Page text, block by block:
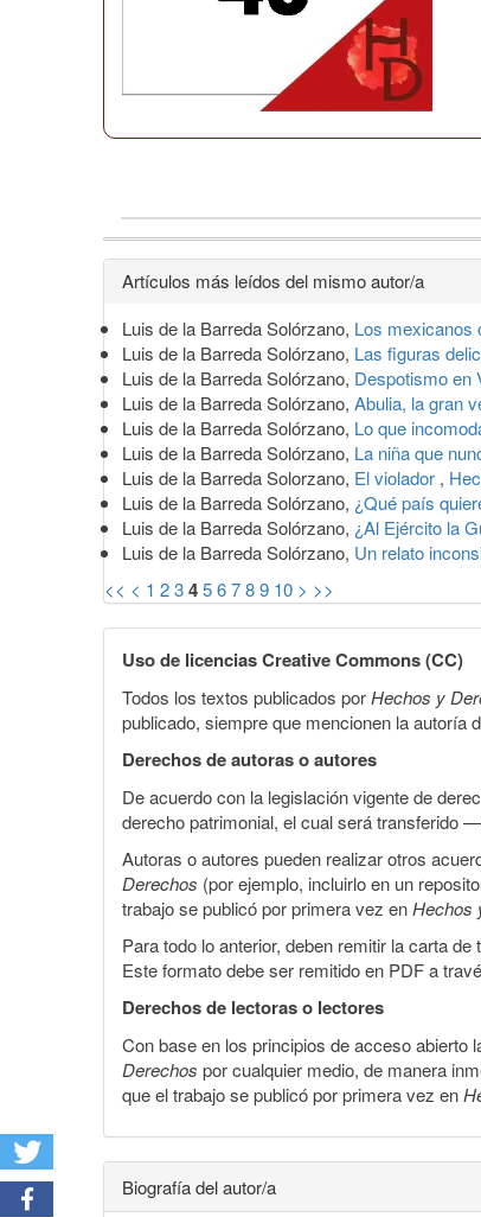
Detalles
del
artículo
Artículos más leídos del mismo autor/a
Luis de la Barreda Solórzano, Los mexicanos
Luis de la Barreda Solórzano, Las figuras
Luis de la Barreda Solórzano, Despotismo en
Luis de la Barreda Solórzano, Abulia, la gran
Luis de la Barreda Solórzano, Lo que
Luis de la Barreda Solórzano, La niña que
Luis de la Barreda Solorzano, El violador ,
Luis de la Barreda Solórzano, ¿Qué país
Luis de la Barreda Solórzano, ¿Al Ejército la
Luis de la Barreda Solórzano, Un relato
<< < 1 23456789 10 > >>
Uso de licencias Creative Commons (CC)
Todos los textos publicados porHechos y
publicado, siempre que mencionen la autoría
Derechos de autoras o autores
De acuerdo con la legislación vigente de
derecho patrimonial, el cual será transferido
Autoras o autores pueden realizar otros
Derechos (por ejemplo, incluirlo en un
trabajo se publicó por primera vez enHechos
Para todo lo anterior, deben remitir la carta
Este formato debe ser remitido en PDF a
Derechos de lectoras o lectores
Con base en los principios de acceso abierto
Derechos por cualquier medio, de manera
que el trabajo se publicó por primera vez en
Biografía del autor/a